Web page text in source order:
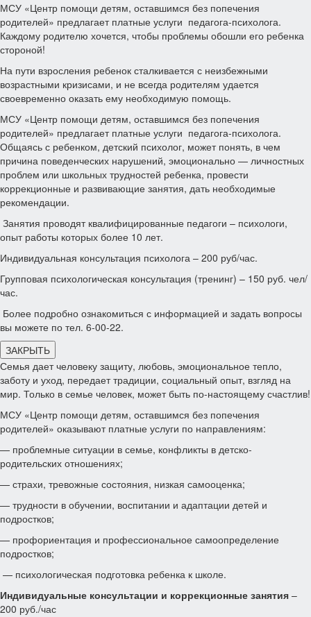
МСУ «Центр помощи детям, оставшимся без попечения
родителей» предлагает платные услуги педагога-психолога.
Каждому родителю хочется, чтобы проблемы обошли его ребенка
стороной!
На пути взросления ребенок сталкивается с неизбежными
возрастными кризисами, и не всегда родителям удается
своевременно оказать ему необходимую помощь.
МСУ «Центр помощи детям, оставшимся без попечения
родителей» предлагает платные услуги педагога-психолога.
Общаясь с ребенком, детский психолог, может понять, в чем
причина поведенческих нарушений, эмоционально — личностных
проблем или школьных трудностей ребенка, провести
коррекционные и развивающие занятия, дать необходимые
рекомендации.
Занятия проводят квалифицированные педагоги – психологи,
опыт работы которых более 10 лет.
Индивидуальная консультация психолога – 200 руб/час.
Групповая психологическая консультация (тренинг) – 150 руб. чел/
час.
Более подробно ознакомиться с информацией и задать вопросы
вы можете по тел. 6-00-22.
ЗАКРЫТЬ
Семья дает человеку защиту, любовь, эмоциональное тепло,
заботу и уход, передает традиции, социальный опыт, взгляд на
мир. Только в семье человек, может быть по-настоящему счастлив!
МСУ «Центр помощи детям, оставшимся без попечения
родителей» оказывают платные услуги по направлениям:
— проблемные ситуации в семье, конфликты в детско-
родительских отношениях;
— страхи, тревожные состояния, низкая самооценка;
— трудности в обучении, воспитании и адаптации детей и
подростков;
— профориентация и профессиональное самоопределение
подростков;
— психологическая подготовка ребенка к школе.
Индивидуальные консультации и коррекционные занятия –
200 руб./час